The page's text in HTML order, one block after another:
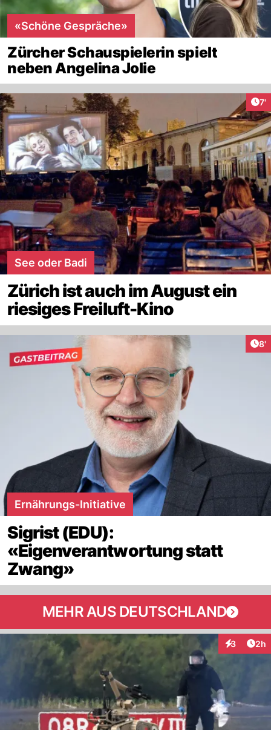
«Schöne Gespräche»
Zürcher Schauspielerin spielt
neben Angelina Jolie
7'
See oder Badi
Zürich ist auch im August ein
riesiges Freiluft-Kino
8'
Ernährungs-Initiative
Sigrist (EDU):
«Eigenverantwortung statt
Zwang»
MEHR AUS DEUTSCHLAND
3 2h